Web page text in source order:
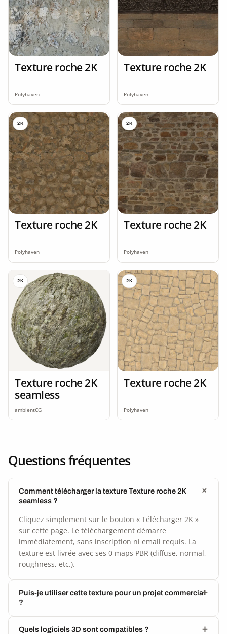
Texture roche 2K
Polyhaven
Texture roche 2K
Polyhaven
2K
Texture roche 2K
Polyhaven
2K
Texture roche 2K
Polyhaven
2K
Texture roche 2K
seamless
ambientCG
2K
Texture roche 2K
Polyhaven
Questions fréquentes
Comment télécharger la texture Texture roche 2K
seamless ?
Cliquez simplement sur le bouton « Télécharger 2K »
sur cette page. Le téléchargement démarre
immédiatement, sans inscription ni email requis. La
texture est livrée avec ses 0 maps PBR (diffuse, normal,
roughness, etc.).
Puis-je utiliser cette texture pour un projet commercial
?
Quels logiciels 3D sont compatibles ?